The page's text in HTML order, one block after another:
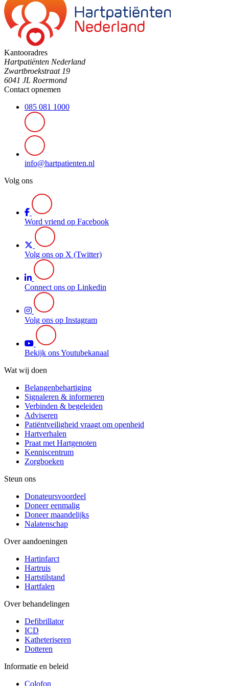
Kantooradres
Hartpatiënten Nederland
Zwartbroekstraat 19
6041 JL Roermond
Contact opnemen
085 081 1000
info@hartpatienten.nl
Volg ons
Word vriend op Facebook
Volg ons op X (Twitter)
Connect ons op Linkedin
Volg ons op Instagram
Bekijk ons Youtubekanaal
Wat wij doen
Belangenbehartiging
Signaleren & informeren
Verbinden & begeleiden
Adviseren
Patiëntveiligheid vraagt om openheid
Hartverhalen
Praat met Hartgenoten
Kenniscentrum
Zorgboeken
Steun ons
Donateursvoordeel
Doneer eenmalig
Doneer maandelijks
Nalatenschap
Over aandoeningen
Hartinfarct
Hartruis
Hartstilstand
Hartfalen
Over behandelingen
Defibrillator
ICD
Katheteriseren
Dotteren
Informatie en beleid
Colofon